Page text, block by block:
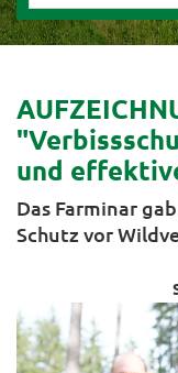
und
Das Farminar
Schutz vor